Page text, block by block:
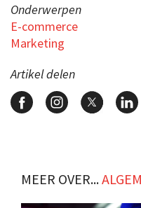
Onderwerpen
E-commerce
Marketing
Artikel delen
MEER OVER...